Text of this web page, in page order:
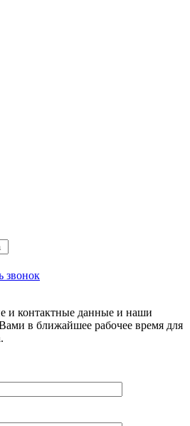
звонок
и контактные данные и наши
в ближайшее рабочее время для